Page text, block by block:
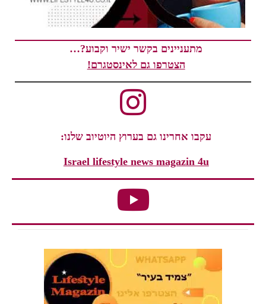
מתעניינים בקשר ישיר וקבוע?…
הצטרפו גם לאינסטגרם!
עקבו אחרינו גם בערוץ היוטיוב שלנו:
Israel lifestyle news magazin 4u